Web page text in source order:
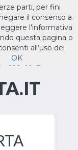
Toggle
parti, per fini
il consenso a
l'informativa
questa pagina o
all’uso dei
OK